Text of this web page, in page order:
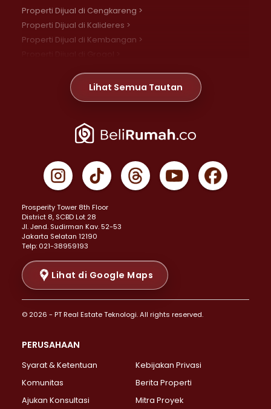
Properti Dijual di Cengkareng >
Properti Dijual di Kalideres >
Properti Dijual di Kembangan >
Properti Dijual di Meruya >
Properti Dijual di Jelambar >
Properti Dijual di Jakarta Pusat >
Properti Dijual di Gambir >
Properti Dijual di Johar Baru >
Properti Dijual di Menteng >
Properti Dijual di Senen >
Properti Dijual di Tanah Abang >
Properti Dijual di Cikini >
Properti Dijual di Kramat >
Properti Dijual di Pasar Baru >
Properti Dijual di Bendungan Hilir >
Properti Dijual di Jakarta Selatan >
Properti Dijual di Lebak Bulus >
Properti Dijual di Gandaria Selatan >
Properti Dijual di Pondok Labu >
Lihat Semua Tautan
Prosperity Tower 8th Floor
District 8, SCBD Lot 28
JI. Jend. Sudirman Kav. 52-53
Jakarta Selatan 12190
Telp: 021-38959193
Lihat di Google Maps
© 2026 - PT Real Estate Teknologi. All rights reserved.
PERUSAHAAN
Syarat & Ketentuan
Kebijakan Privasi
Komunitas
Berita Properti
Ajukan Konsultasi
Mitra Proyek